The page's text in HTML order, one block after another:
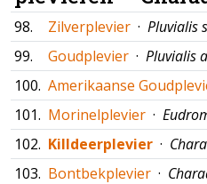
98. Zilverplevier · Pluvialis
99.
Goudplevier · Pluvialis
100. Amerikaanse
101. Morinelplevier ·
102. Killdeerplevier ·
103. Bontbekplevier ·